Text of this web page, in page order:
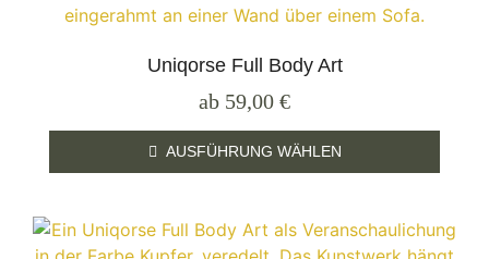
Uniqorse Full Body Art
ab 59,00 €
AUSFÜHRUNG WÄHLEN